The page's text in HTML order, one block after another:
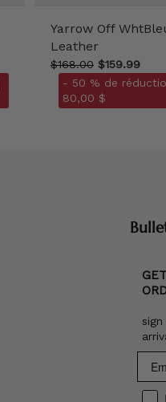
Yarrow Off
Leather
$168.00 $159.99
- 50 % de
80,00 $